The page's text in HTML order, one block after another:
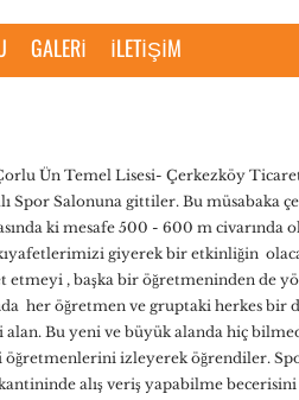
GALERI İLETIŞIM
Ün Temel Lisesi- Çerkezköy
Spor Salonuna gittiler. Bu müsabaka
ki mesafe 500 - 600 m civarında
giyerek bir etkinliğin
etmeyi , başka bir öğretmeninden de
her öğretmen ve gruptaki herkes
Bu yeni ve büyük alanda hiç
izleyerek öğrendiler.
alış veriş yapabilme